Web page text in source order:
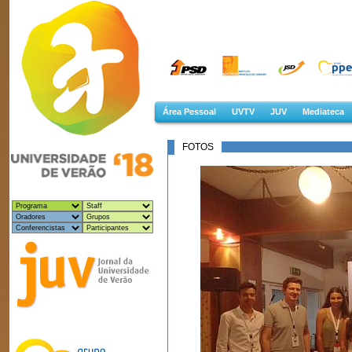
Área Pessoal UVTV JUV Mediateca
FOTOS